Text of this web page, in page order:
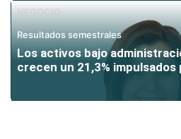
NEGOCIO
Resultados semestrales
Los activos bajo
crecen un 21,3%